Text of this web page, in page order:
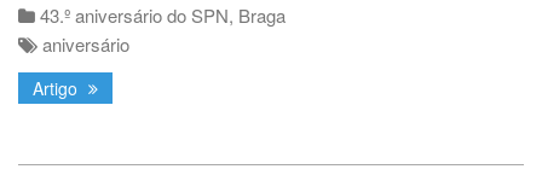
43.º aniversário do SPN, Braga
aniversário
Artigo